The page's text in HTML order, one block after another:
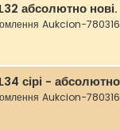
абсолютно нові.
Aukcion-780316
сірі - абсолютно
Aukcion-780316